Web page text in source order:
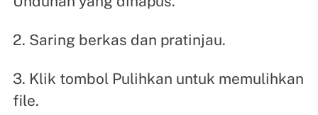
2. Saring berkas dan pratinjau.
3. Klik tombol Pulihkan untuk memulihkan
file.